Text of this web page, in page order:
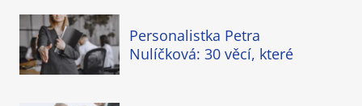
Personalistka Petra
Nulíčková: 30 věcí, které